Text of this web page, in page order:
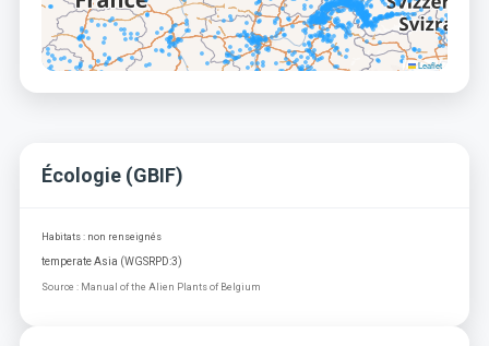
Leaflet
Écologie (GBIF)
Habitats : non renseignés
temperate Asia (WGSRPD:3)
Source : Manual of the Alien Plants of Belgium